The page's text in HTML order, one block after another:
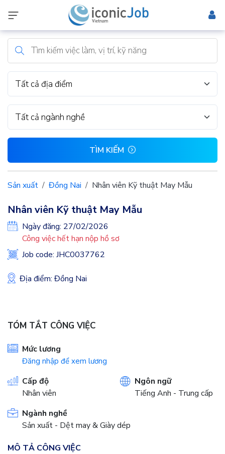
Tất cả địa điểm
Tất cả ngành nghề
TÌM KIẾM
Sản xuất Đồng Nai Nhân viên Kỹ thuật May Mẫu
Nhân viên Kỹ thuật May Mẫu
Ngày đăng: 27/02/2026
Công việc hết hạn nộp hồ sơ
Job code: JHC0037762
Địa điểm: Đồng Nai
TÓM TẮT CÔNG VIỆC
Mức lương
Đăng nhập để xem lương
Cấp độ
Nhân viên
Ngôn ngữ
Tiếng Anh - Trung cấp
Ngành nghề
Sản xuất - Dệt may & Giày dép
MÔ TẢ CÔNG VIỆC